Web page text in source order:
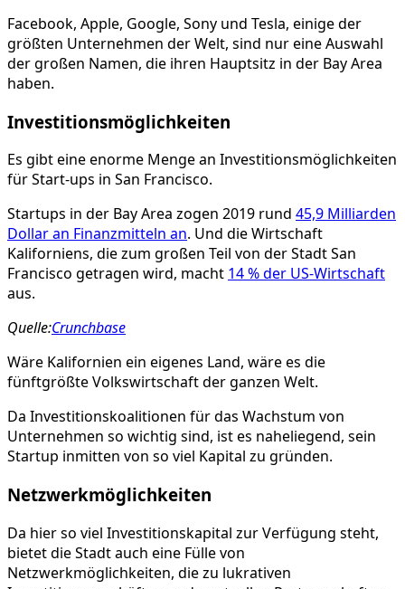
Facebook, Apple, Google, Sony und Tesla, einige der
größten Unternehmen der Welt, sind nur eine Auswahl
der großen Namen, die ihren Hauptsitz in der Bay Area
haben.
Investitionsmöglichkeiten
Es gibt eine enorme Menge an Investitionsmöglichkeiten
für Start-ups in San Francisco.
Startups in der Bay Area zogen 2019 rund 45,9 Milliarden
Dollar an Finanzmitteln an. Und die Wirtschaft
Kaliforniens, die zum großen Teil von der Stadt San
Francisco getragen wird, macht 14 % der US-Wirtschaft
aus.
Quelle:Crunchbase
Wäre Kalifornien ein eigenes Land, wäre es die
fünftgrößte Volkswirtschaft der ganzen Welt.
Da Investitionskoalitionen für das Wachstum von
Unternehmen so wichtig sind, ist es naheliegend, sein
Startup inmitten von so viel Kapital zu gründen.
Netzwerkmöglichkeiten
Da hier so viel Investitionskapital zur Verfügung steht,
bietet die Stadt auch eine Fülle von
Netzwerkmöglichkeiten, die zu lukrativen